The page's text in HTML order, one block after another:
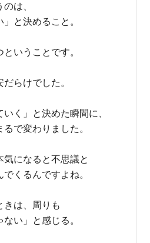
は、
」と決めること。
いうことです。
らけでした。
く」と決めた瞬間に、
で変わりました。
になると不思議と
くるんですよね。
きは、周りも
ない」と感じる。